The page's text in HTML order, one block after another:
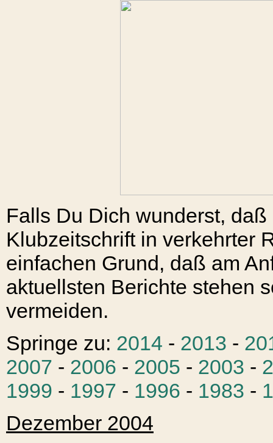
Falls Du Dich wunderst,
Klubzeitschrift in verkehrter
einfachen Grund, daß am
aktuellsten Berichte stehen
vermeiden.
Springe zu: 2014 - 2013 -
2007 - 2006 - 2005 - 2003 -
1999 - 1997 - 1996 - 1983 -
Dezember 2004